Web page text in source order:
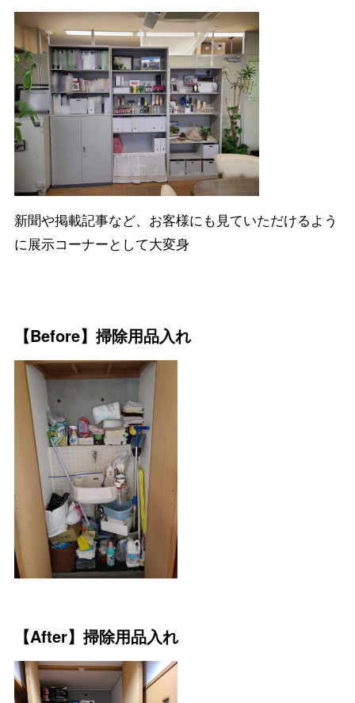
新聞や掲載記事など、お客様にも見ていただけるよう
に展示コーナーとして大変身
【Before】掃除用品入れ
【After】掃除用品入れ